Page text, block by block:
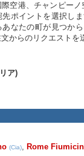
際空港、チャンピー
先ポイントを選択し
あなたの町が見つか
からのリクエストを
ア)
(Cia), Rome